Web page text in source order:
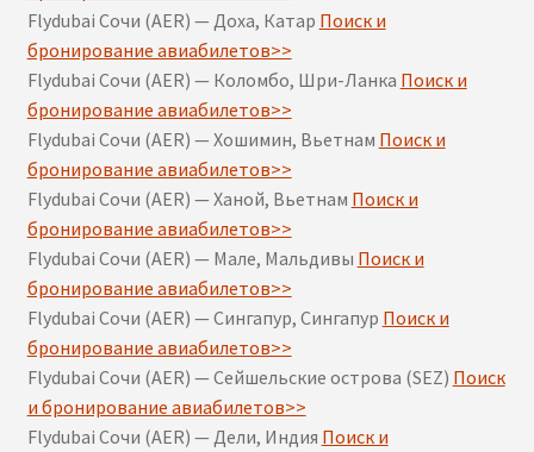
Flydubai Сочи (AER) — Доха, Катар Поиск и
бронирование авиабилетов>>
Flydubai Сочи (AER) — Коломбо, Шри-Ланка Поиск и
бронирование авиабилетов>>
Flydubai Сочи (AER) — Хошимин, Вьетнам Поиск и
бронирование авиабилетов>>
Flydubai Сочи (AER) — Ханой, Вьетнам Поиск и
бронирование авиабилетов>>
Flydubai Сочи (AER) — Мале, Мальдивы Поиск и
бронирование авиабилетов>>
Flydubai Сочи (AER) — Сингапур, Сингапур Поиск и
бронирование авиабилетов>>
Flydubai Сочи (AER) — Сейшельские острова (SEZ) Поиск
и бронирование авиабилетов>>
Flydubai Сочи (AER) — Дели, Индия Поиск и